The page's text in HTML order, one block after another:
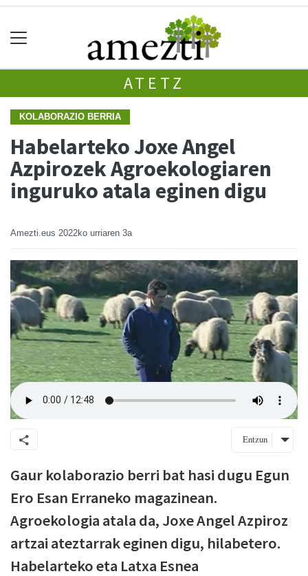
ATETZ
KOLABORAZIO BERRIA
Habelarteko Joxe Angel
Azpirozek Agroekologiaren
inguruko atala eginen digu
Amezti.eus 2022ko urriaren 3a
Entzun
Gaur kolaborazio berri bat hasi dugu Egun
Ero Esan Erraneko magazinean.
Agroekologia atala da, Joxe Angel Azpiroz
artzai ateztarrak eginen digu, hilabetero.
Habelarteko eta Latxa Esnea